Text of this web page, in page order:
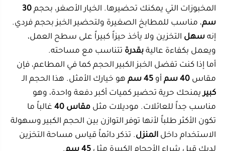
تكون الأكثر طلباً لأنها توفر التوازن بين الحجم الكبير وسهولة
الاستخدام داخل المنزل. تذكر دائماً قياس مساحة التخزين
لديك قبل شراء الأحجام الكبيرة مثل
45 سم .
لماذا تفضل ربات البيوت صانعة الخبز العربي
dlc-38300 وموديلات كيون؟
لقد أثبتتصانعة الخبز العربي dlc-38300
كفاءتها في
السوق الخليجي بفضل متانتها وسعرها المنافس. هذا الـ
موديلتحديداً يأتي غالباً بسطح30 سم، ومواصفات تلبي
حاجة الأسرة اليومية. إنها تتميز بسرعة التسخين وتوزيع
الحرارة بشكل ممتاز، مما يجعلها منافساً شرساً للعلامات
التجارية الأخرى.